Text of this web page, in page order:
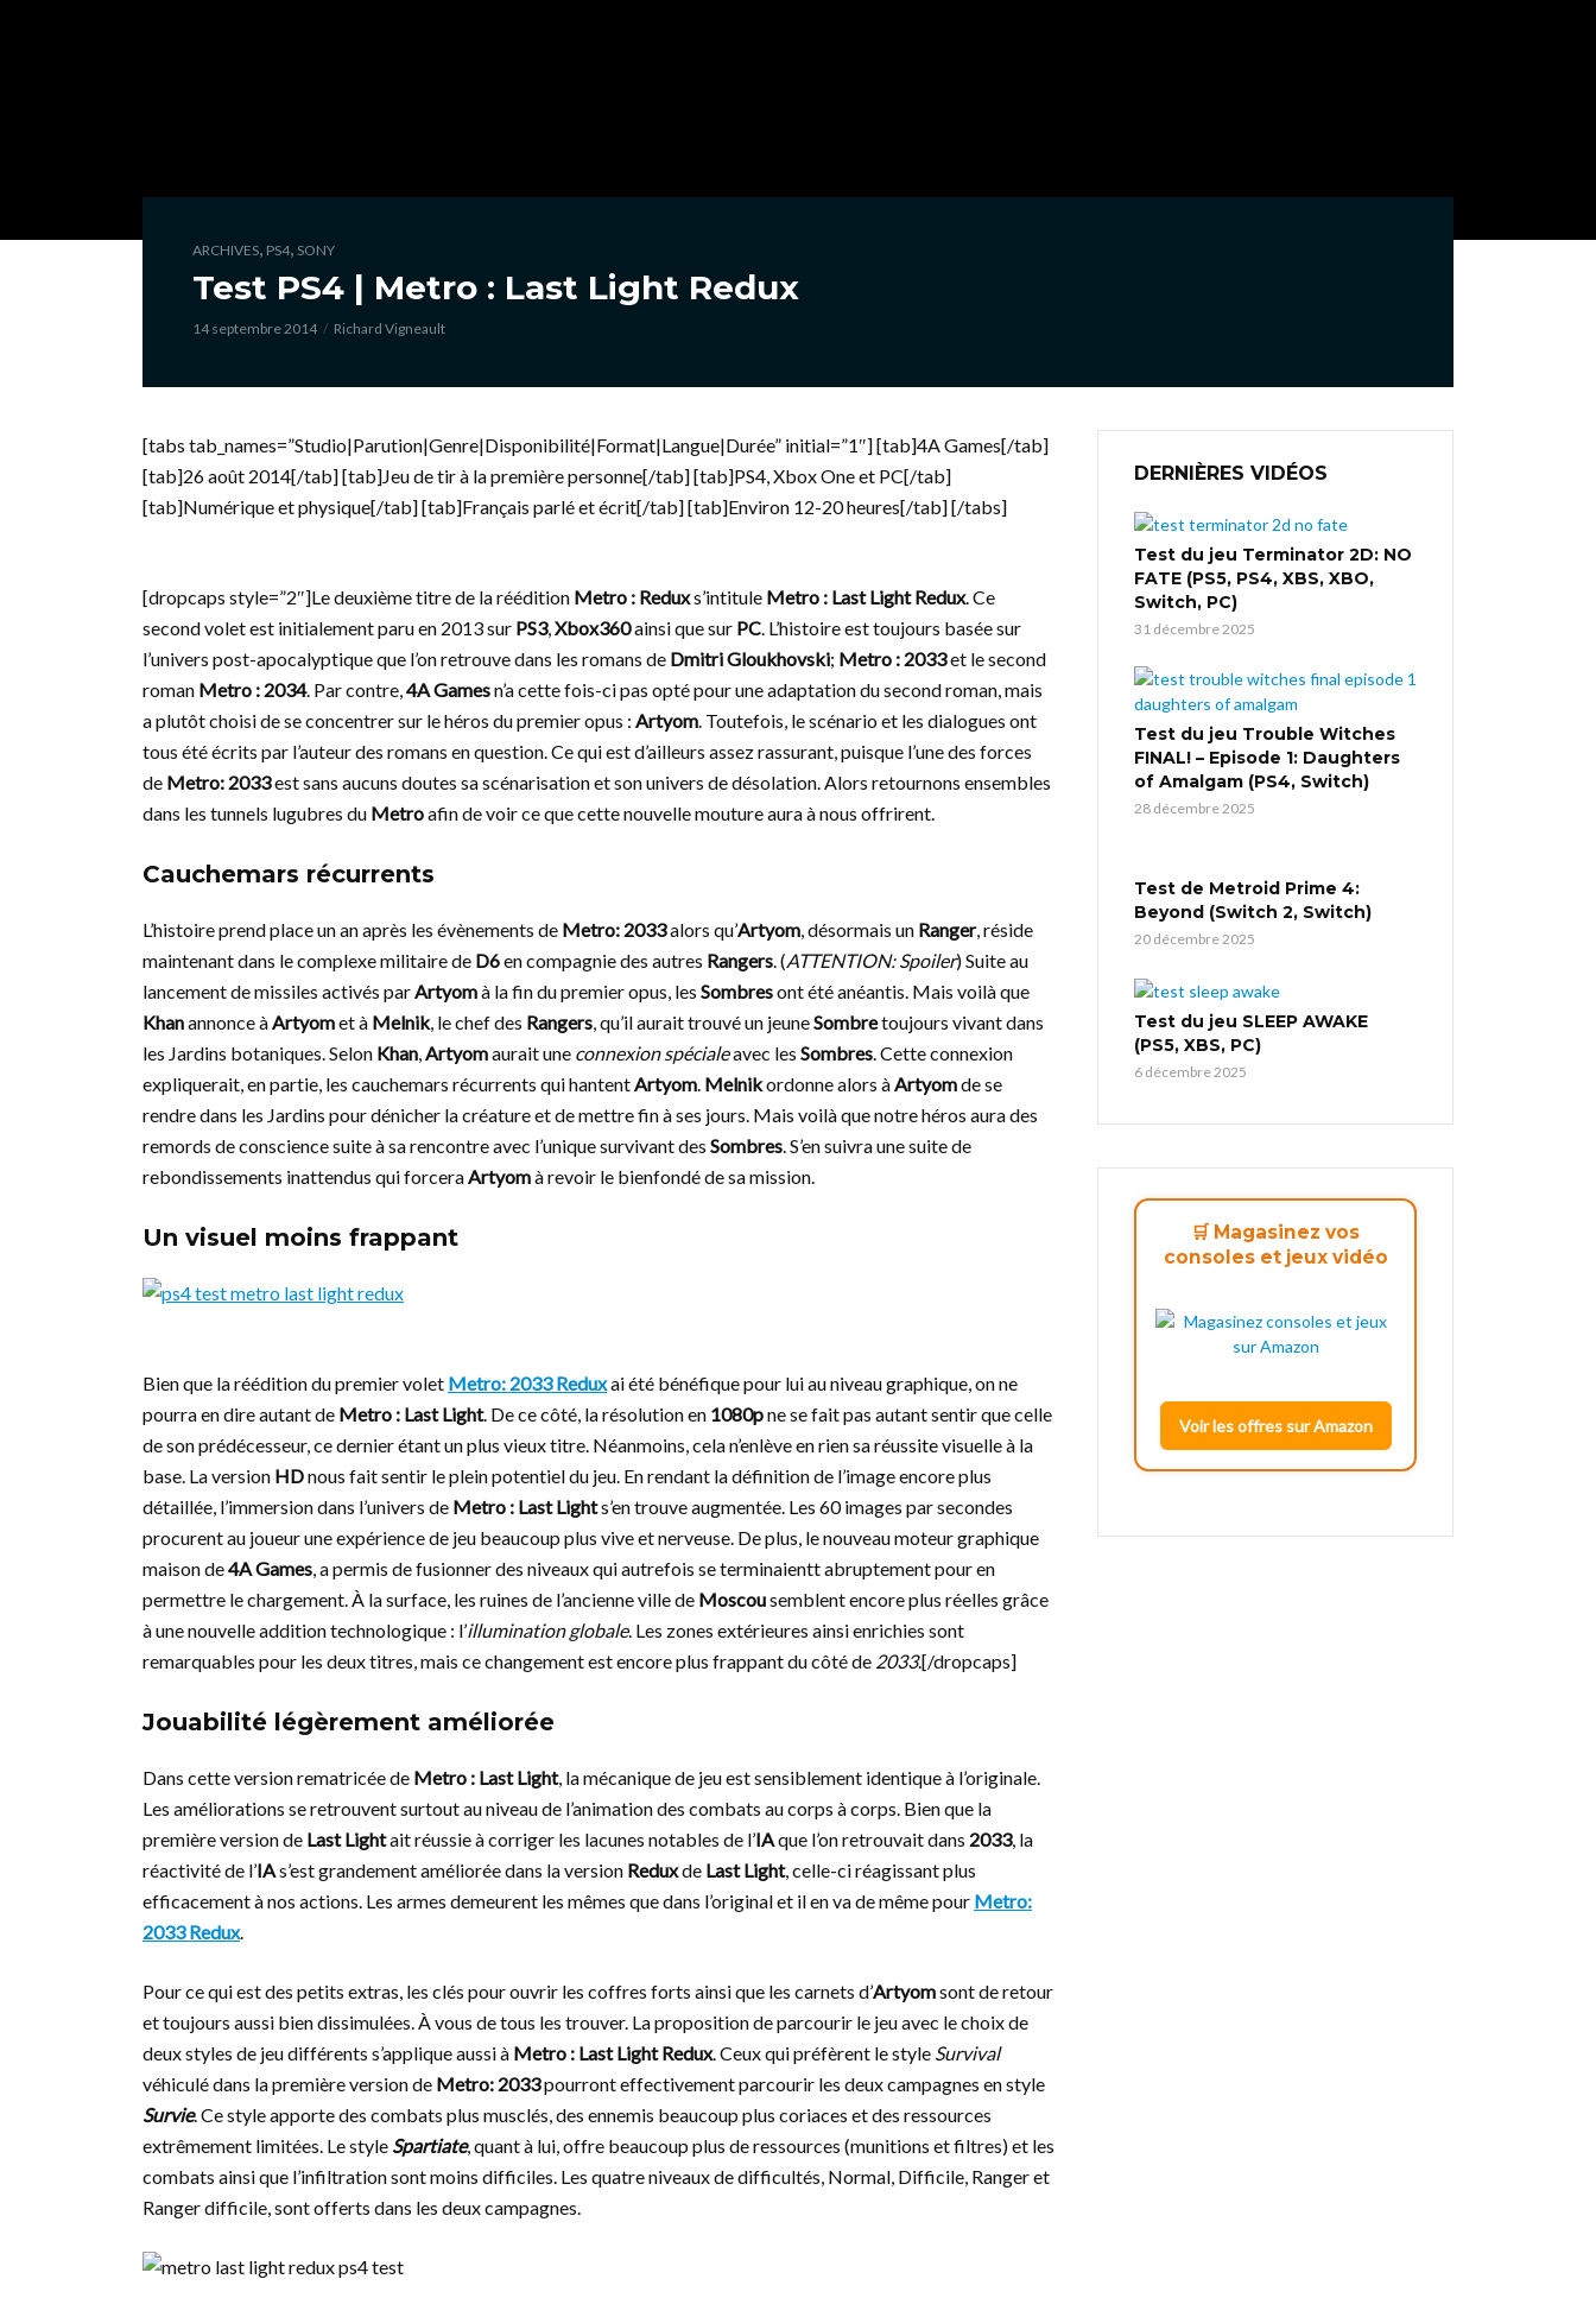
ARCHIVES, PS4, SONY
Test PS4 | Metro : Last Light Redux
14 septembre 2014 Richard Vigneault
[tabs tab_names=”Studio|Parution|Genre|Disponibilité|Format|Langue|Durée” initial=”1″] [tab]4A Games[/tab]
[tab]26 août 2014[/tab] [tab]Jeu de tir à la première personne[/tab] [tab]PS4, Xbox One et PC[/tab]
[tab]Numérique et physique[/tab] [tab]Français parlé et écrit[/tab] [tab]Environ 12-20 heures[/tab] [/tabs]
[dropcaps style=”2″]Le deuxième titre de la réédition Metro : Reduxs’intitule Metro : Last Light Redux. Ce
second volet est initialement paru en 2013 sur PS3,Xbox360ainsi que sur PC. L’histoire est toujours basée sur
l’univers post-apocalyptique que l’on retrouve dans les romans de Dmitri Gloukhovski; Metro : 2033et le second
roman Metro : 2034. Par contre,4A Gamesn’a cette fois-ci pas opté pour une adaptation du second roman, mais
a plutôt choisi de se concentrer sur le héros du premier opus : Artyom. Toutefois, le scénario et les dialogues ont
tous été écrits par l’auteur des romans en question. Ce qui est d’ailleurs assez rassurant, puisque l’une des forces
de Metro: 2033est sans aucuns doutes sa scénarisation et son univers de désolation. Alors retournons ensembles
dans les tunnels lugubres du Metroafin de voir ce que cette nouvelle mouture aura à nous offrirent.
Cauchemars récurrents
L’histoire prend place un an après les évènements de Metro: 2033alors qu’Artyom, désormais un Ranger, réside
maintenant dans le complexe militaire de D6en compagnie des autres Rangers. (ATTENTION: Spoiler) Suite au
lancement de missiles activés parArtyomà la fin du premier opus, les Sombresont été anéantis. Mais voilà que
Khanannonce àArtyomet à Melnik, le chef des Rangers, qu’il aurait trouvé un jeuneSombretoujours vivant dans
les Jardins botaniques. Selon Khan,Artyomaurait une connexion spécialeavec les Sombres. Cette connexion
expliquerait, en partie, les cauchemars récurrents qui hantentArtyom. Melnikordonne alors àArtyomde se
rendre dans les Jardins pour dénicher la créature et de mettre fin à ses jours. Mais voilà que notre héros aura des
remords de conscience suite à sa rencontre avec l’unique survivant des Sombres. S’en suivra une suite de
rebondissements inattendus qui forceraArtyomà revoir le bienfondé de sa mission.
Un visuel moins frappant
Bien que la réédition du premier volet Metro: 2033 Reduxai été bénéfique pour lui au niveau graphique, on ne
pourra en dire autant de Metro : Last Light. De ce côté, la résolution en 1080pne se fait pas autant sentir que celle
de son prédécesseur, ce dernier étant un plus vieux titre. Néanmoins, cela n’enlève en rien sa réussite visuelle à la
base. La version HDnous fait sentir le plein potentiel du jeu. En rendant la définition de l’image encore plus
détaillée, l’immersion dans l’univers de Metro : Last Lights’en trouve augmentée. Les 60 images par secondes
procurent au joueur une expérience de jeu beaucoup plus vive et nerveuse. De plus, le nouveau moteur graphique
maison de4A Games, a permis de fusionner des niveaux qui autrefois se terminaientt abruptement pour en
permettre le chargement. À la surface, les ruines de l’ancienne ville de Moscousemblent encore plus réelles grâce
à une nouvelle addition technologique : l’illumination globale. Les zones extérieures ainsi enrichies sont
remarquables pour les deux titres, mais ce changement est encore plus frappant du côté de 2033.[/dropcaps]
Jouabilité légèrement améliorée
Dans cette version rematricée de Metro : Last Light, la mécanique de jeu est sensiblement identique à l’originale.
Les améliorations se retrouvent surtout au niveau de l’animation des combats au corps à corps. Bien que la
première version de Last Lightait réussie à corriger les lacunes notables de l’IAque l’on retrouvait dans 2033, la
réactivité de l’IAs’est grandement améliorée dans la version Reduxde Last Light, celle-ci réagissant plus
efficacement à nos actions. Les armes demeurent les mêmes que dans l’original et il en va de même pour Metro:
2033 Redux.
Pour ce qui est des petits extras, les clés pour ouvrir les coffres forts ainsi que les carnets d’Artyomsont de retour
et toujours aussi bien dissimulées. À vous de tous les trouver. La proposition de parcourir le jeu avec le choix de
deux styles de jeu différents s’applique aussi à Metro : Last Light Redux. Ceux qui préfèrent le style Survival
véhiculé dans la première version de Metro: 2033pourront effectivement parcourir les deux campagnes en style
Survie. Ce style apporte des combats plus musclés, des ennemis beaucoup plus coriaces et des ressources
extrêmement limitées. Le style Spartiate, quant à lui, offre beaucoup plus de ressources (munitions et filtres) et les
combats ainsi que l’infiltration sont moins difficiles. Les quatre niveaux de difficultés, Normal, Difficile, Ranger et
Ranger difficile, sont offerts dans les deux campagnes.
DERNIÈRES VIDÉOS
Test du jeu Terminator 2D: NO
FATE (PS5, PS4, XBS, XBO,
Switch, PC)
31 décembre 2025
Test du jeu Trouble Witches
FINAL! – Episode 1: Daughters
of Amalgam (PS4, Switch)
28 décembre 2025
Test de Metroid Prime 4:
Beyond (Switch 2, Switch)
20 décembre 2025
Test du jeu SLEEP AWAKE
(PS5, XBS, PC)
6 décembre 2025
🛒 Magasinez vos
consoles et jeux vidéo
Voir les offres sur Amazon